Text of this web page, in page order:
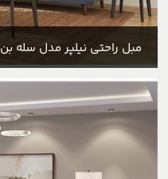
مبل راحتی نیلپر مدل سله بن